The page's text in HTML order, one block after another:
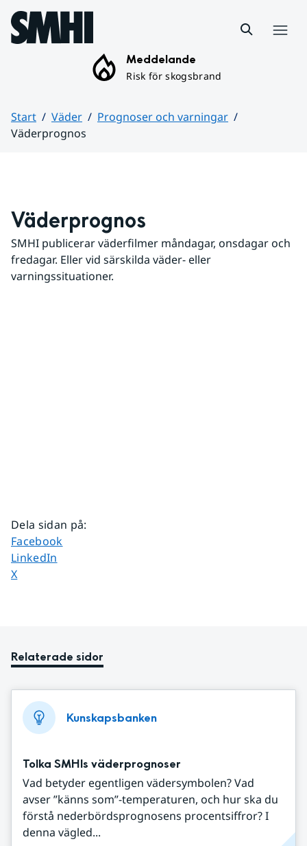
Hoppa till sidans innehåll
Meddelande
Risk för skogsbrand
Start Väder
Prognoser och varningar
Väderprognos
Väderprognos
SMHI publicerar väderfilmer måndagar, onsdagar och
fredagar. Eller vid särskilda väder- eller
varningssituationer.
Dela sidan på:
Dela sidan på
Facebook
Dela sidan på
LinkedIn
Dela sidan på
X
Relaterade sidor
Kunskapsbanken
Tolka SMHIs väderprognoser
Vad betyder egentligen vädersymbolen? Vad
avser ”känns som”-temperaturen, och hur ska du
förstå nederbördsprognosens procentsiffror? I
denna vägled...